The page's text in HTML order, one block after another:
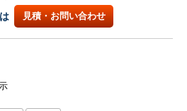
見積・お問い合わせ